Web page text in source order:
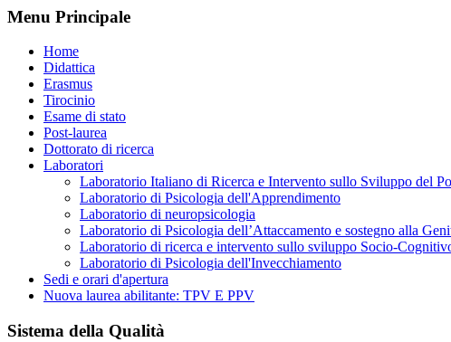
Menu Principale
Home
Didattica
Erasmus
Tirocinio
Esame di stato
Post-laurea
Dottorato di ricerca
Laboratori
Laboratorio Italiano di Ricerca e Intervento sullo Sviluppo del
Laboratorio di Psicologia dell'Apprendimento
Laboratorio di neuropsicologia
Laboratorio di Psicologia dell’Attaccamento e sostegno alla
Laboratorio di ricerca e intervento sullo sviluppo Socio-
Laboratorio di Psicologia dell'Invecchiamento
Sedi e orari d'apertura
Nuova laurea abilitante: TPV E PPV
Sistema della Qualità